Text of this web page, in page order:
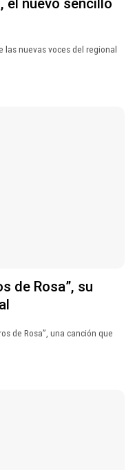
las nuevas voces del regional
de Rosa”, su
de Rosa”, una canción que